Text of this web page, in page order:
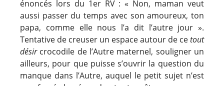
énoncés lors du 1er RV : « Non, maman veut
aussi passer du temps avec son amoureux, ton
papa, comme elle nous l’a dit l’autre jour ».
Tentative de creuser un espace autour de cetout
désircrocodile de l’Autre maternel, souligner un
ailleurs, pour que puisse s’ouvrir la question du
manque dans l’Autre, auquel le petit sujet n’est